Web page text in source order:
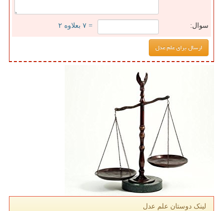
سوال: = ۷ بعلاوه ۲
لینک دوستان علم عدل